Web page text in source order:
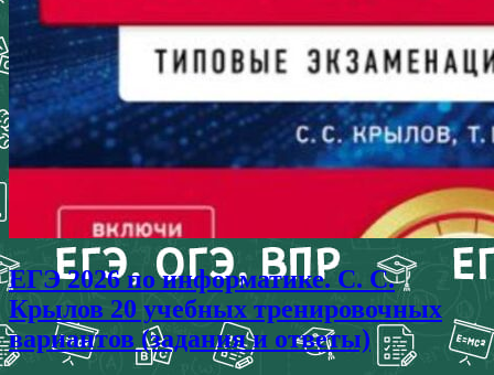
ЕГЭ 2026 по информатике. С. С.
Крылов 20 учебных тренировочных
вариантов (задания и ответы)